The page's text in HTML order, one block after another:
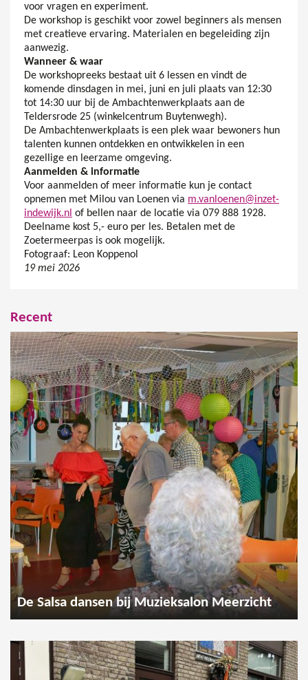
voor vragen en experiment.
De workshop is geschikt voor zowel beginners als mensen
met creatieve ervaring. Materialen en begeleiding zijn
aanwezig.
Wanneer & waar
De workshopreeks bestaat uit 6 lessen en vindt de
komende dinsdagen in mei, juni en juli plaats van 12:30
tot 14:30 uur bij de Ambachtenwerkplaats aan de
Teldersrode 25 (winkelcentrum Buytenwegh).
De Ambachtenwerkplaats is een plek waar bewoners hun
talenten kunnen ontdekken en ontwikkelen in een
gezellige en leerzame omgeving.
Aanmelden & informatie
Voor aanmelden of meer informatie kun je contact
opnemen met Milou van Loenen via m.vanloenen@inzet-
indewijk.nl of bellen naar de locatie via 079 888 1928.
Deelname kost 5,- euro per les. Betalen met de
Zoetermeerpas is ook mogelijk.
Fotograaf: Leon Koppenol
19 mei 2026
Recent
De Salsa dansen bij Muzieksalon Meerzicht